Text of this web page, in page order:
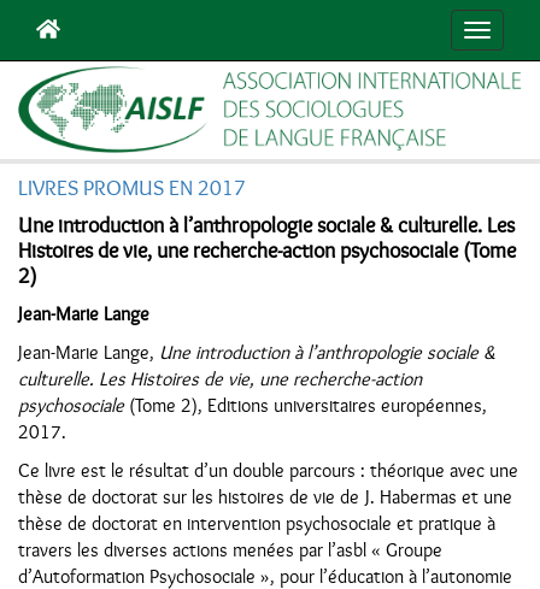
LIVRES PROMUS EN 2017
Une introduction à l’anthropologie sociale & culturelle. Les
Histoires de vie, une recherche-action psychosociale (Tome
2)
Jean-Marie Lange
Jean-Marie Lange, Une introduction à l’anthropologie sociale &
culturelle. Les Histoires de vie, une recherche-action
psychosociale(Tome 2), Editions universitaires européennes,
2017.
Ce livre est le résultat d’un double parcours : théorique avec une
thèse de doctorat sur les histoires de vie de J. Habermas et une
thèse de doctorat en intervention psychosociale et pratique à
travers les diverses actions menées par l’asbl « Groupe
d’Autoformation Psychosociale », pour l’éducation à l’autonomie